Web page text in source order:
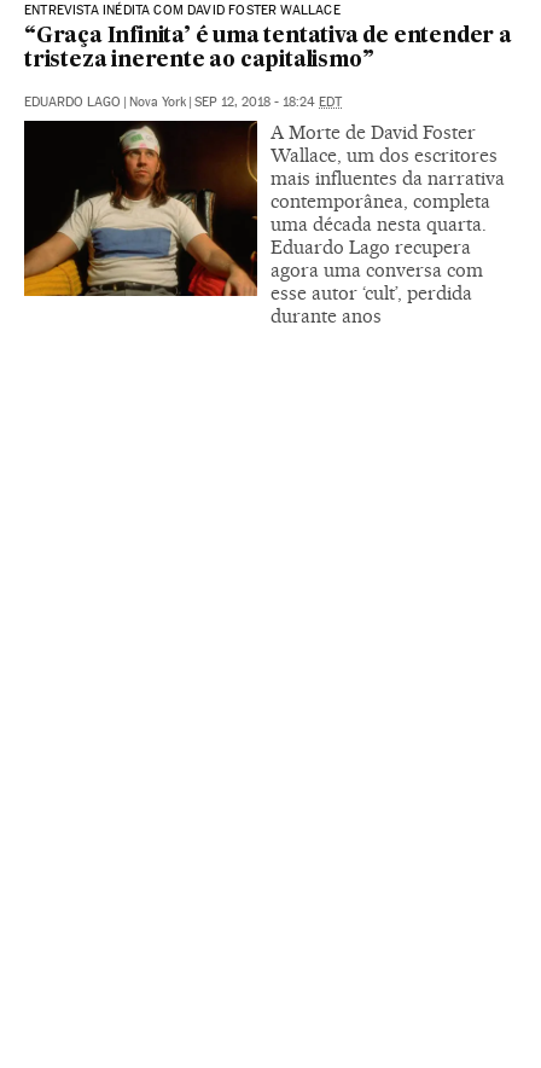
ENTREVISTA INÉDITA COM DAVID FOSTER WALLACE
“Graça Infinita’ é uma tentativa de entender a
tristeza inerente ao capitalismo”
EDUARDO LAGO | Nova York | SEP 12, 2018 - 18:24 EDT
A Morte de David Foster
Wallace, um dos escritores
mais influentes da narrativa
contemporânea, completa
uma década nesta quarta.
Eduardo Lago recupera
agora uma conversa com
esse autor ‘cult’, perdida
durante anos